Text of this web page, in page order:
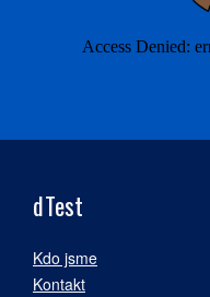
dTest
Kdo jsme
Kontakt